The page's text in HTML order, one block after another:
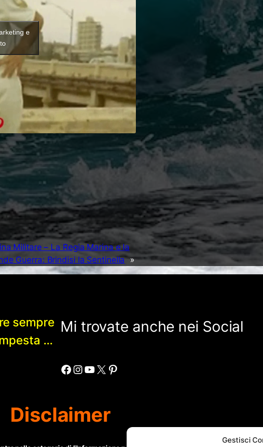
Gestisci
e
Militare – La Regia Marina e la
Guerra: Brindisi la Sentinella »
sempre
…
Mi trovate anche nei Social
Facebook Instagram YouTube X Pinterest
Disclaimer